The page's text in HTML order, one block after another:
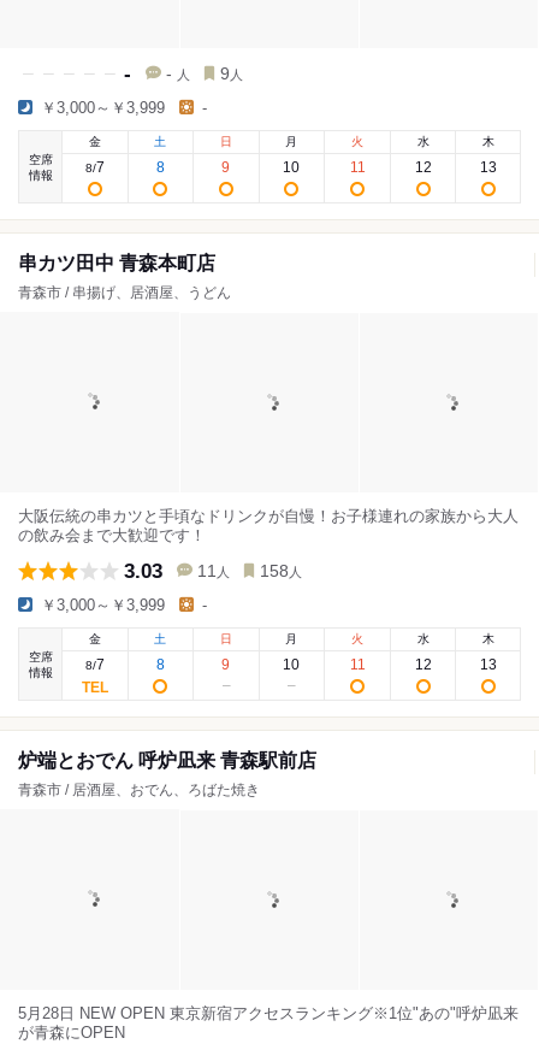
- - 人 9 人
￥3,000～￥3,999 -
空席
情報
金
8/7
土
8
日
9
月
10
火
11
水
12
木
13
串カツ田中 青森本町店
青森市 / 串揚げ、居酒屋、うどん
大阪伝統の串カツと手頃なドリンクが自慢！お子様連れの家族から大人
の飲み会まで大歓迎です！
3.03 11 人 158 人
￥3,000～￥3,999 -
空席
情報
金
8/7
土
8
日
9
月
10
火
11
水
12
木
13
炉端とおでん 呼炉凪来 青森駅前店
青森市 / 居酒屋、おでん、ろばた焼き
5月28日 NEW OPEN 東京新宿アクセスランキング※1位"あの"呼炉凪来
が青森にOPEN